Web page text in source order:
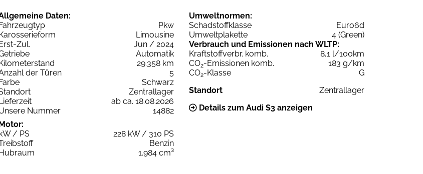
Daten:
Pkw
Limousine
Zul.
Jun / 2024
Automatik
29.358 km
der Türen
5
Schwarz
Zentrallager
ab ca. 18.08.2026
Nummer
14882
/ PS
228 kW / 310 PS
Benzin
1.984 cm³
Umweltnormen:
Schadstoffklasse
Euro6d
Umweltplakette
4 (Green)
Verbrauch und Emissionen nach WLTP:
Kraftstoffverbr. komb.
8,1 l/100km
CO2-Emissionen komb.
183 g/km
CO2-Klasse
G
Standort
Zentrallager
Details zum Audi S3 anzeigen